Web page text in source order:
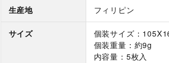
生産地 フィリピン
サイズ
個装サイズ：
個装重量：約9g
内容量：5枚入